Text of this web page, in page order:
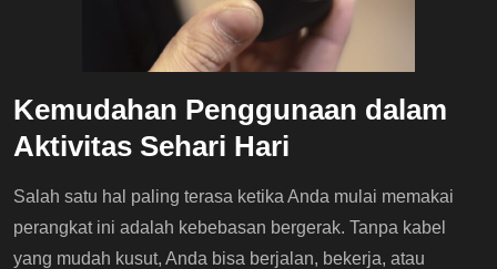
Kemudahan Penggunaan dalam
Aktivitas Sehari Hari
Salah satu hal paling terasa ketika Anda mulai memakai
perangkat ini adalah kebebasan bergerak. Tanpa kabel
yang mudah kusut, Anda bisa berjalan, bekerja, atau